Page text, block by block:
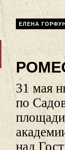
ЕЛЕНА
31 мая
по
над